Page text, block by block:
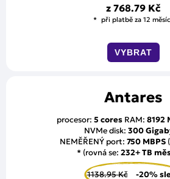
z 768.79 Kč
při platbě za 12
VYBRAT
Antares
procesor: 5 cores RAM: 8192
NVMe disk: 300
NEMĚŘENÝ port: 750 MBPS
* (rovná se: 232+ TB
1138.95 Kč -20%